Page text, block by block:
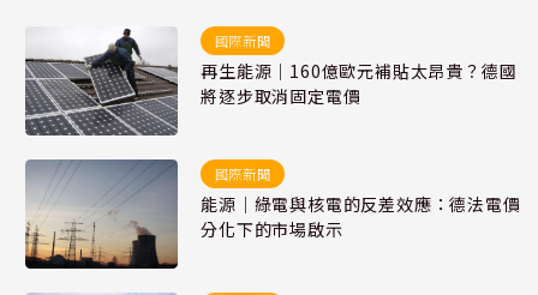
國際新聞
再生能源｜160億歐元補貼太昂貴？德國
將逐步取消固定電價
國際新聞
能源｜綠電與核電的反差效應：德法電價
分化下的市場啟示